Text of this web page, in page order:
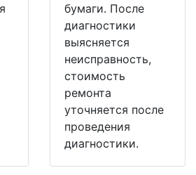
бумаги. После
диагностики
выясняется
неисправность,
стоимость
ремонта
уточняется после
проведения
диагностики.